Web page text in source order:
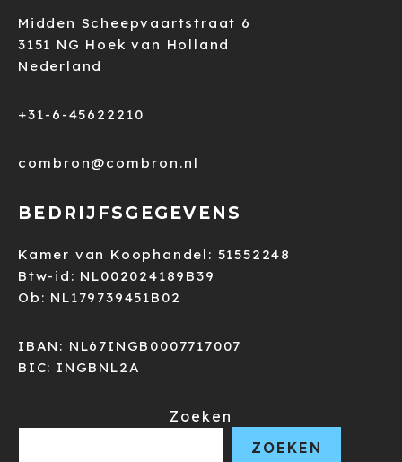
Midden Scheepvaartstraat 6
3151 NG Hoek van Holland
Nederland
+31-6-45622210
combron@combron.nl
BEDRIJFSGEGEVENS
Kamer van Koophandel: 51552248
Btw-id: NL002024189B39
Ob: NL179739451B02
IBAN: NL67INGB0007717007
BIC: INGBNL2A
Zoeken
ZOEKEN